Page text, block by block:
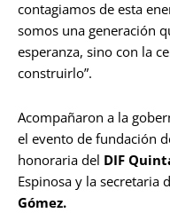
contagiamos de esta
somos una generación
esperanza, sino con la
construirlo”.
Acompañaron a la
el evento de fundación
honoraria del DIF
Espinosa y la secretaria
Gómez.